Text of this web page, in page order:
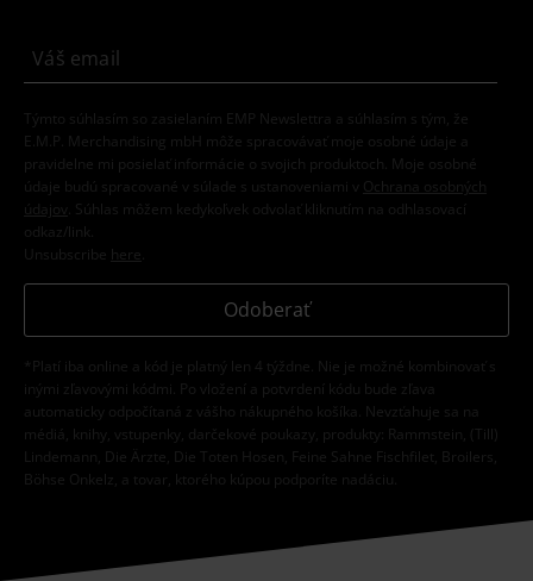
Týmto súhlasím so zasielaním EMP Newslettra a súhlasím s tým, že
E.M.P. Merchandising mbH môže spracovávať moje osobné údaje a
pravidelne mi posielať informácie o svojich produktoch. Moje osobné
údaje budú spracované v súlade s ustanoveniami v
Ochrana osobných
údajov
. Súhlas môžem kedykoľvek odvolať kliknutím na odhlasovací
odkaz/link.
Unsubscribe here
Odoberať
*Platí iba online a kód je platný len 4 týždne. Nie je možné kombinovať s
inými zľavovými kódmi. Po vložení a potvrdení kódu bude zľava
automaticky odpočítaná z vášho nákupného košíka. Nevzťahuje sa na
médiá, knihy, vstupenky, darčekové poukazy, produkty: Rammstein, (Till)
Lindemann, Die Ärzte, Die Toten Hosen, Feine Sahne Fischfilet, Broilers,
Böhse Onkelz, a tovar, ktorého kúpou podporíte nadáciu.